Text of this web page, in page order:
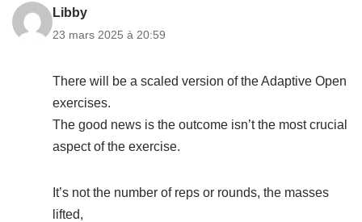
Libby
23 mars 2025 à 20:59
There will be a scaled version of the Adaptive Open
exercises.
The good news is the outcome isn’t the most crucial
aspect of the exercise.
It’s not the number of reps or rounds, the masses
lifted,